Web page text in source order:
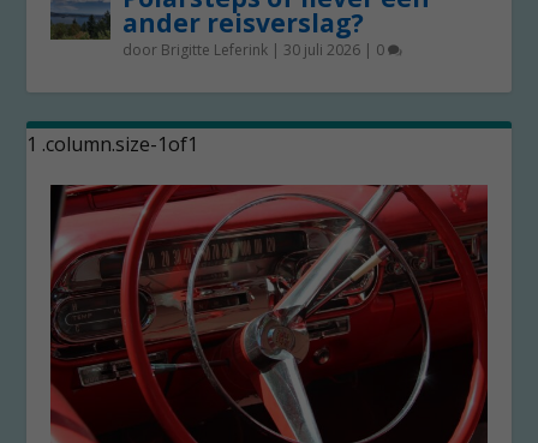
ander reisverslag?
door Brigitte Leferink | 30 juli 2026 | 0